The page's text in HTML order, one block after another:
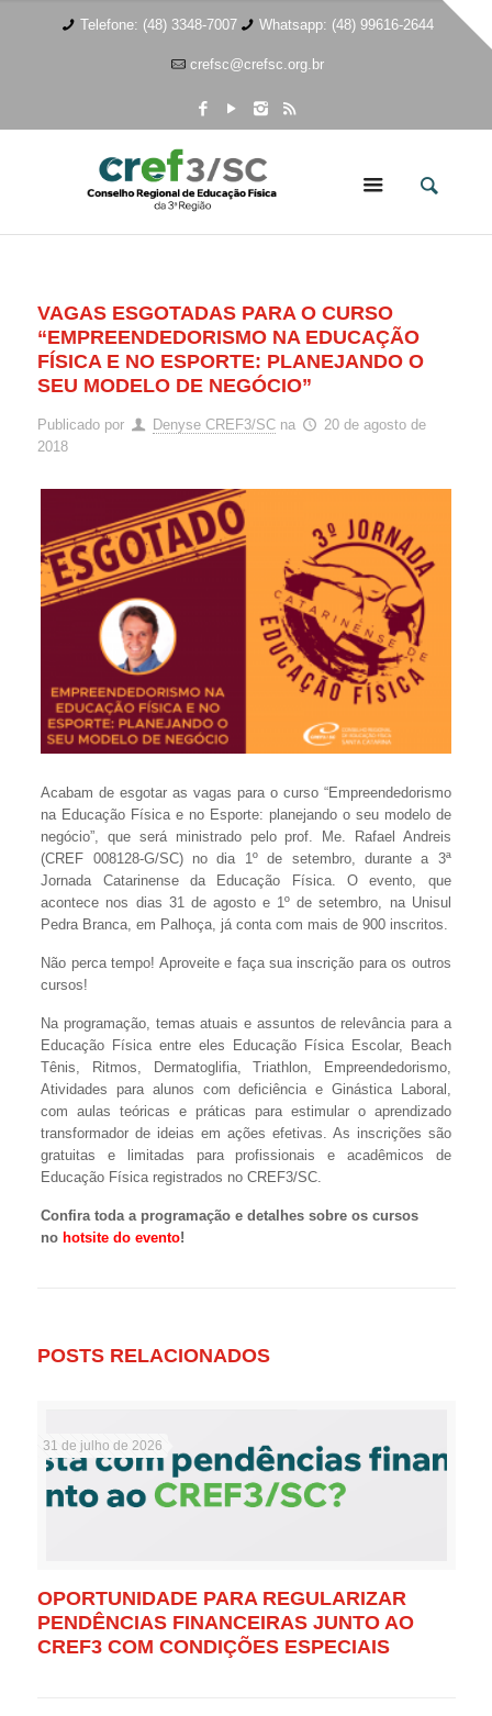
Telefone: (48) 3348-7007 Whatsapp: (48) 99616-2644
crefsc@crefsc.org.br
VAGAS ESGOTADAS PARA O CURSO
“EMPREENDEDORISMO NA EDUCAÇÃO
FÍSICA E NO ESPORTE: PLANEJANDO O
SEU MODELO DE NEGÓCIO”
Publicado por Denyse CREF3/SC na
20 de agosto de
2018
Acabam de esgotar as vagas para o curso “Empreendedorismo
na Educação Física e no Esporte: planejando o seu modelo de
negócio”, que será ministrado pelo prof. Me. Rafael Andreis
(CREF 008128-G/SC) no dia 1º de setembro, durante a 3ª
Jornada Catarinense da Educação Física. O evento, que
acontece nos dias 31 de agosto e 1º de setembro, na Unisul
Pedra Branca, em Palhoça, já conta com mais de 900 inscritos.
Não perca tempo! Aproveite e faça sua inscrição para os outros
cursos!
Na programação, temas atuais e assuntos de relevância para a
Educação Física entre eles Educação Física Escolar, Beach
Tênis, Ritmos, Dermatoglifia, Triathlon, Empreendedorismo,
Atividades para alunos com deficiência e Ginástica Laboral,
com aulas teóricas e práticas para estimular o aprendizado
transformador de ideias em ações efetivas. As inscrições são
gratuitas e limitadas para profissionais e acadêmicos de
Educação Física registrados no CREF3/SC.
Confira toda a programação e detalhes sobre os cursos
no hotsite do evento!
POSTS RELACIONADOS
31 de julho de 2026
OPORTUNIDADE PARA REGULARIZAR
PENDÊNCIAS FINANCEIRAS JUNTO AO
CREF3 COM CONDIÇÕES ESPECIAIS